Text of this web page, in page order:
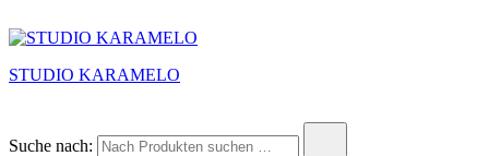
STUDIO KARAMELO
Suche nach: